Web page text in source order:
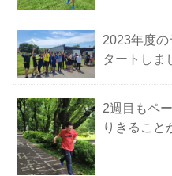
2023年度
タートしま
2週目もペ
りきること